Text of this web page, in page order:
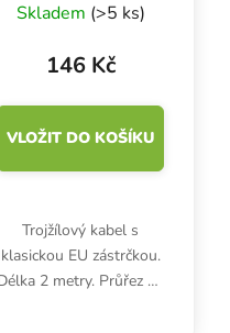
Skladem (>5 ks)
146 Kč
VLOŽIT DO KOŠÍKU
Trojžílový kabel s
klasickou EU zástrčkou.
2 metry. Průřez 3x